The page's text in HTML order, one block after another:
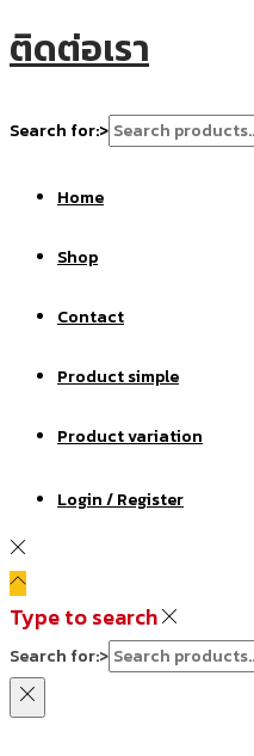
ติดต่อเรา
Search for:>
Home
Shop
Contact
Product simple
Product variation
Login / Register
Type to search
Search for:>